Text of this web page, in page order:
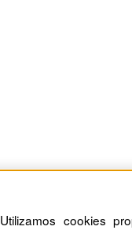
Utilizamos cookies